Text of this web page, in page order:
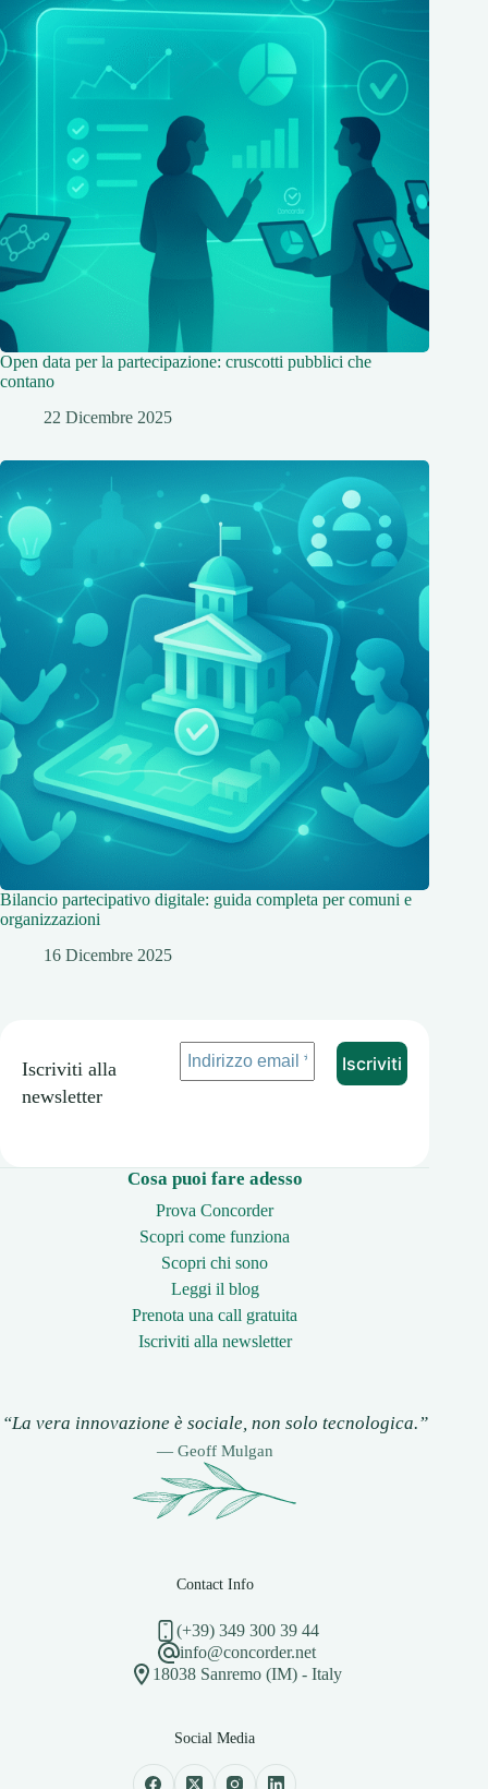
Open data per la partecipazione: cruscotti pubblici che
contano
22 Dicembre 2025
Bilancio partecipativo digitale: guida completa per comuni e
organizzazioni
16 Dicembre 2025
Iscriviti alla
newsletter
Cosa puoi fare adesso
Prova Concorder
Scopri come funziona
Scopri chi sono
Leggi il blog
Prenota una call gratuita
Iscriviti alla newsletter
“La vera innovazione è sociale, non solo tecnologica.”
— Geoff Mulgan
Contact Info
(+39) 349 300 39 44
info@concorder.net
18038 Sanremo (IM) - Italy
Social Media